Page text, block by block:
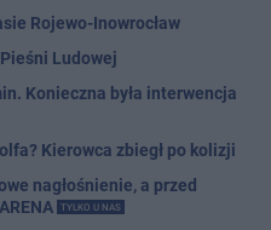
Rojewo-Inowrocław
Ludowej
Konieczna była interwencja
Kierowca zbiegł po kolizji
nagłośnienie, a przed
TYLKO U NAS